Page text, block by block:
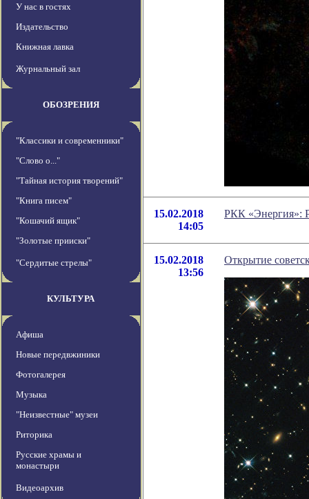
У нас в гостях
Издательство
Книжная лавка
Журнальный зал
ОБОЗРЕНИЯ
"Классики и современники"
"Слово о..."
"Тайная история творений"
"Книга писем"
"Кошачий ящик"
"Золотые прииски"
"Сердитые стрелы"
КУЛЬТУРА
Афиша
Новые передвжиники
Фотогалерея
Музыка
"Неизвестные" музеи
Риторика
Русские храмы и
монастыри
Видеоархив
15.02.2018
14:05
РКК «Энергия»:
15.02.2018
13:56
Открытие